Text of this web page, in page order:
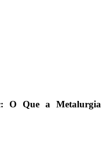
O Que a Metalurgia